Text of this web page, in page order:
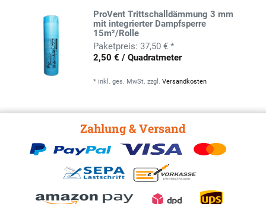
ProVent Trittschalldämmung 3 mm
mit integrierter Dampfsperre
15m²/Rolle
37,50 € *
2,50 € / Quadratmeter
* inkl. ges. MwSt. zzgl.Versandkosten
Zahlung & Versand